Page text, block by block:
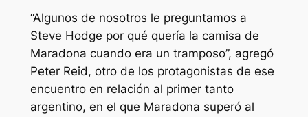
“Algunos de nosotros le preguntamos a
Steve Hodge por qué quería la camisa de
Maradona cuando era un tramposo”, agregó
Peter Reid, otro de los protagonistas de ese
encuentro en relación al primer tanto
argentino, en el que Maradona superó al